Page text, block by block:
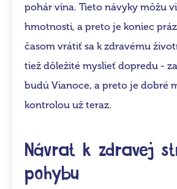
pohár vína. Tieto návyky môžu
hmotnosti, a preto je koniec
časom vrátiť sa k zdravému
tiež dôležité myslieť dopredu -
budú Vianoce, a preto je dobré
kontrolou už teraz.
Návrat k zdravej
pohybu